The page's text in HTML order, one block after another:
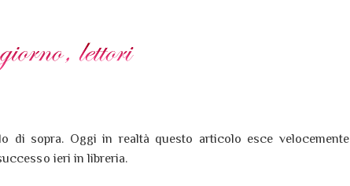
di sopra. Oggi in realtà questo articolo esce velocemente
ieri in libreria.